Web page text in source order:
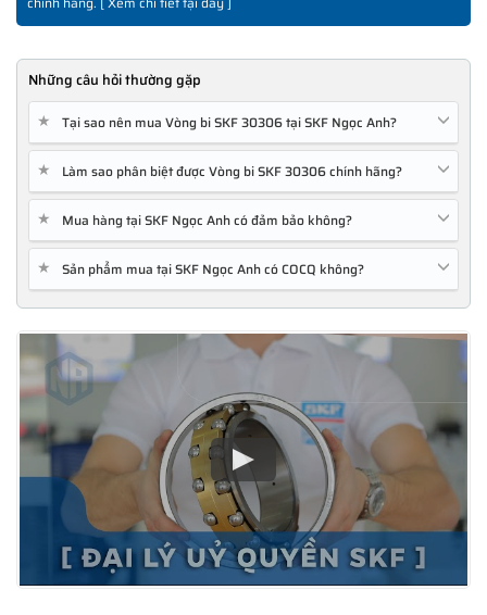
Những câu hỏi thường gặp
★ Tại sao nên mua Vòng bi SKF 30306 tại SKF Ngọc Anh?
★ Làm sao phân biệt được Vòng bi SKF 30306 chính hãng?
★ Mua hàng tại SKF Ngọc Anh có đảm bảo không?
★ Sản phẩm mua tại SKF Ngọc Anh có COCQ không?